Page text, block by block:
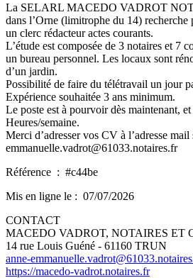
La SELARL MACEDO VADROT
dans l’Orne (limitrophe du 14) recherche
un clerc rédacteur actes courants.
L’étude est composée de 3 notaires et 7
un bureau personnel. Les locaux sont
d’un jardin.
Possibilité de faire du télétravail un jour
Expérience souhaitée 3 ans minimum.
Le poste est à pourvoir dès maintenant,
Heures/semaine.
Merci d’adresser vos CV à l’adresse
emmanuelle.vadrot@61033.notaires.fr
Référence : #c44be
Mis en ligne le : 07/07/2026
CONTACT
MACEDO VADROT, NOTAIRES ET
14 rue Louis Guéné - 61160 TRUN
anne-
https://macedo-vadrot.notaires.fr